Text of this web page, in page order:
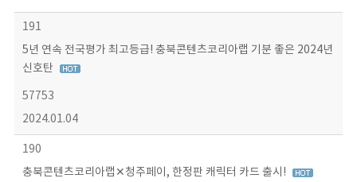
191
5년 연속 전국평가 최고등급! 충북콘텐츠코리아랩 기분 좋은 2024년
신호탄
57753
2024.01.04
190
충북콘텐츠코리아랩✕청주페이, 한정판 캐릭터 카드 출시!